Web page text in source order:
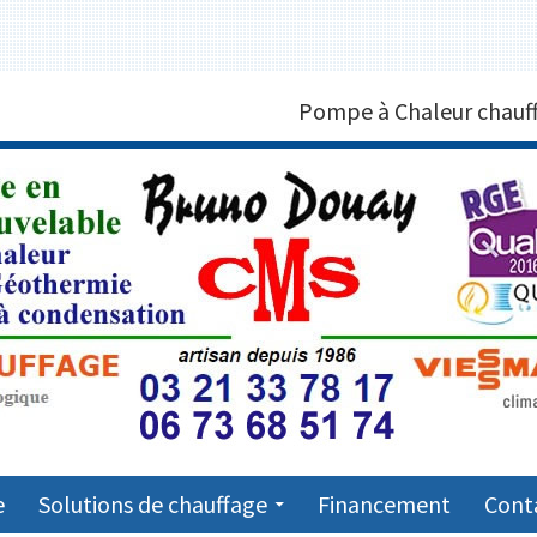
À CHALEUR MARQUISE
Pompe à Chaleur
Solutions de chauffage Financement